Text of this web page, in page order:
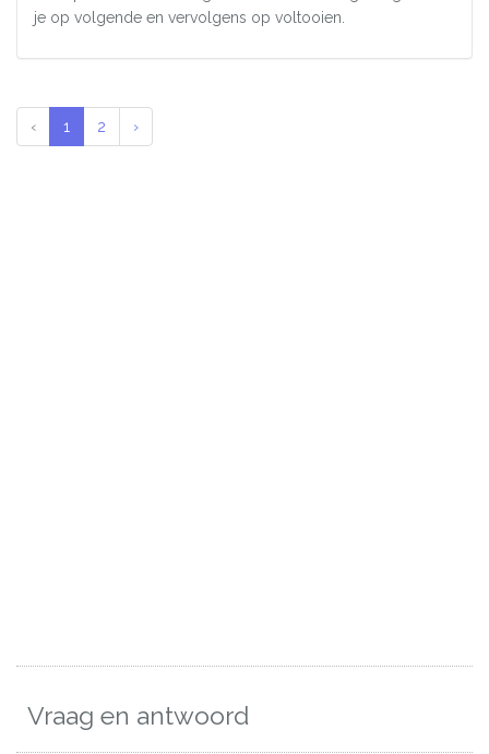
je op volgende en vervolgens op voltooien.
‹ 1 2 ›
Vraag en antwoord